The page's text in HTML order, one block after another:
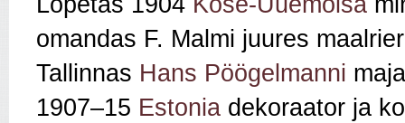
omandas F. Malmi juures
Tallinnas Hans Pöögelmanni
1907–15 Estonia dekoraator ja